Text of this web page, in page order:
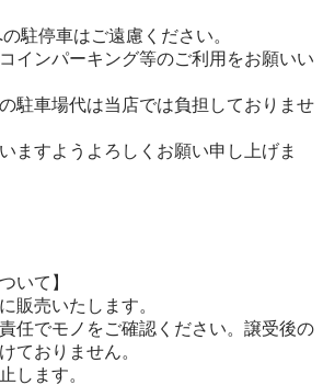
駐停車はご遠慮ください。
インパーキング等のご利用をお願いい
駐車場代は当店では負担しておりませ
ますようよろしくお願い申し上げま
いて】
販売いたします。
任でモノをご確認ください。譲受後の
ておりません。
します。